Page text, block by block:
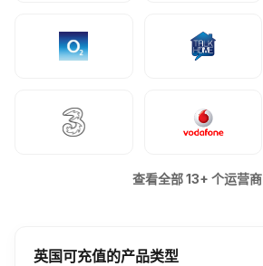
查看全部 13+ 个运营商
英国可充值的产品类型